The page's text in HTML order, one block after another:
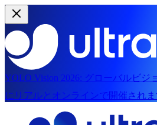
YOLO Vision 2026: グローバルビジ
にリアルとオンラインで開催されま